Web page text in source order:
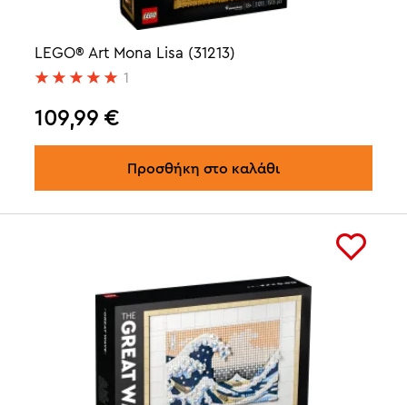
LEGO® Art Mona Lisa (31213)
1
109,99 €
Προσθήκη στο καλάθι